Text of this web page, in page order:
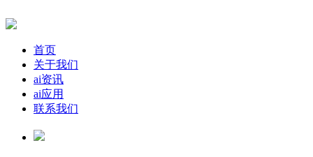
首页
关于我们
ai资讯
ai应用
联系我们